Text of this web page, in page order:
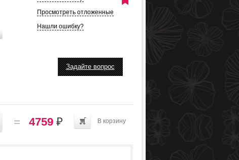
Просмотреть отложенные
Нашли ошибку?
Задайте вопрос
= 4759₽ В корзину